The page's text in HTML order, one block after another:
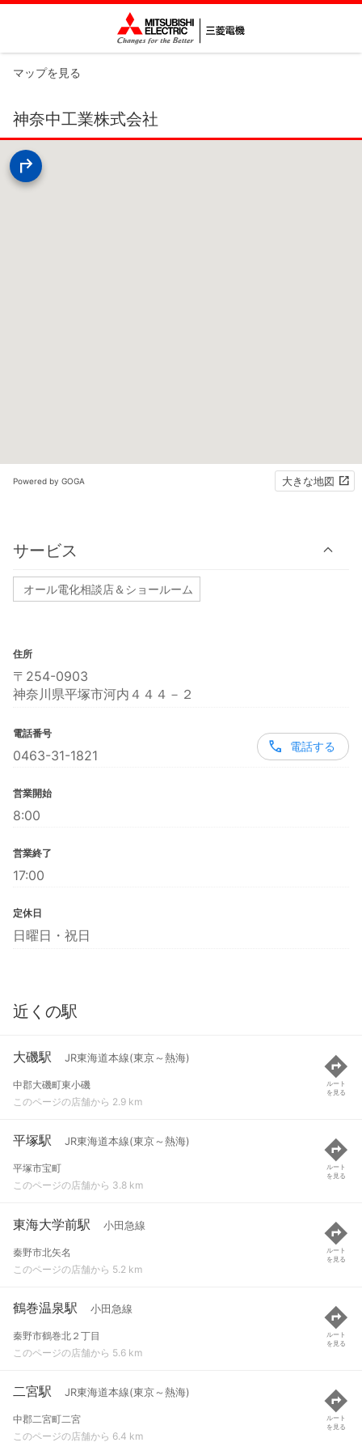
マップを見る
神奈中工業株式会社
Powered by GOGA 大きな地図
サービス
オール電化相談店＆ショールーム
住所
〒254-0903
神奈川県平塚市河内４４４－２
電話番号
0463-31-1821
電話する
営業開始
8:00
営業終了
17:00
定休日
日曜日・祝日
近くの駅
大磯駅 JR東海道本線(東京～熱海)
中郡大磯町東小磯
このページの店舗から 2.9 km
ルート
を見る
平塚駅 JR東海道本線(東京～熱海)
平塚市宝町
このページの店舗から 3.8 km
ルート
を見る
東海大学前駅 小田急線
秦野市北矢名
このページの店舗から 5.2 km
ルート
を見る
鶴巻温泉駅 小田急線
秦野市鶴巻北２丁目
このページの店舗から 5.6 km
ルート
を見る
二宮駅 JR東海道本線(東京～熱海)
中郡二宮町二宮
このページの店舗から 6.4 km
ルート
を見る